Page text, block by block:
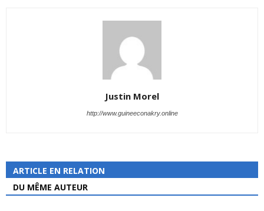
Justin Morel
http://www.guineeconakry.online
ARTICLE EN RELATION
DU MÊME AUTEUR